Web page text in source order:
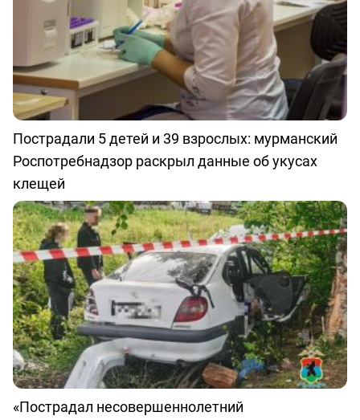
Пострадали 5 детей и 39 взрослых: мурманский
Роспотребнадзор раскрыл данные об укусах
клещей
«Пострадал несовершеннолетний